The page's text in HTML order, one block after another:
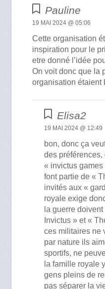
Pauline
19 MAI 2024 @ 05:06
Cette organisation
inspiration pour le
etre donné l’idée
On voit donc que la
organisation étaient
Elisa2
19 MAI 2024 @ 12:49
bon, donc ça
des
« invictus
font partie de «
invités aux «
royale exige
la guerre
Invictus » et «
ces militaires ne
par nature ils
sportifs, ne
la famille royale
gens pleins de
pas séparer la